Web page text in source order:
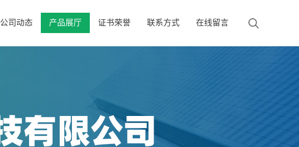
公司动态 产品展厅 证书荣誉 联系方式 在线留言